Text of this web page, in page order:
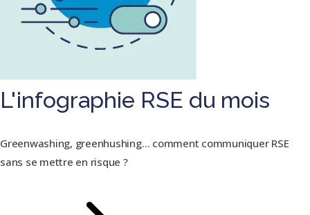
L'infographie RSE du mois
Greenwashing, greenhushing… comment communiquer RSE
sans se mettre en risque ?